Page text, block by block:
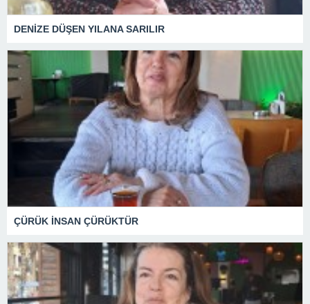
DENİZE DÜŞEN YILANA SARILIR
ÇÜRÜK İNSAN ÇÜRÜKTÜR